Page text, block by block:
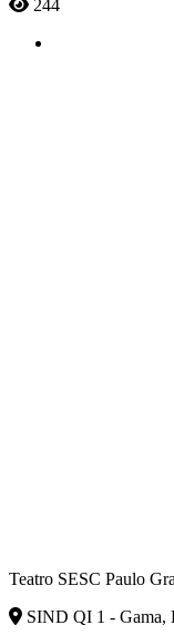
244
Teatro SESC Paulo
SIND QI 1 - Gama,